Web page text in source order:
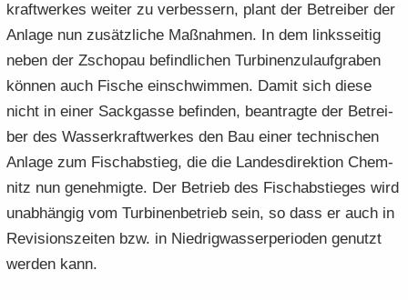
kraft­wer­kes wei­ter zu ver­bes­sern, plant der Be­trei­ber der
An­la­ge nun zu­sätz­li­che Maß­nah­men. In dem links­sei­tig
neben der Zscho­pau be­find­li­chen Tur­bi­nen­zu­lauf­gra­ben
kön­nen auch Fi­sche ein­schwim­men. Damit sich diese
nicht in einer Sack­gas­se be­fin­den, be­an­trag­te der Be­trei­
ber des Was­ser­kraft­wer­kes den Bau einer tech­ni­schen
An­la­ge zum Fisch­ab­stieg, die die Lan­des­di­rek­ti­on Chem­
nitz nun ge­neh­mig­te. Der Be­trieb des Fisch­ab­stie­ges wird
un­ab­hän­gig vom Tur­bi­nen­be­trieb sein, so dass er auch in
Re­vi­si­ons­zei­ten bzw. in Nied­rig­was­ser­pe­ri­oden ge­nutzt
wer­den kann.